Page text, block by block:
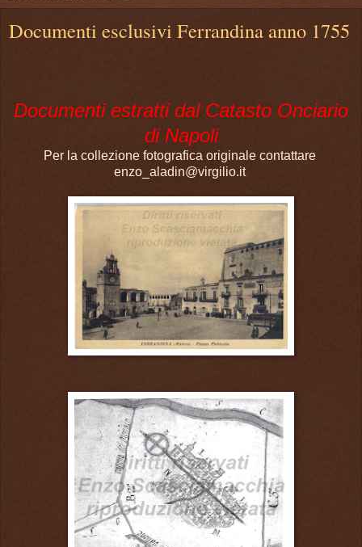
Documenti esclusivi Ferrandina anno 1755
Documenti estratti dal Catasto Onciario
di Napoli
Per la collezione fotografica originale contattare
enzo_aladin@virgilio.it